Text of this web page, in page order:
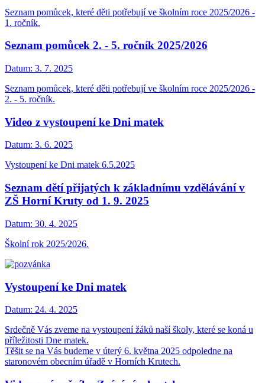
Seznam pomůcek, které děti potřebují ve školním roce 2025/2026 -
1. ročník.
Seznam pomůcek 2. - 5. ročník 2025/2026
Datum: 3. 7. 2025
Seznam pomůcek, které děti potřebují ve školním roce 2025/2026 -
2. - 5. ročník.
Video z vystoupení ke Dni matek
Datum: 3. 6. 2025
Vystoupení ke Dni matek 6.5.2025
Seznam dětí přijatých k základnímu vzdělávání v
ZŠ Horní Kruty od 1. 9. 2025
Datum: 30. 4. 2025
Školní rok 2025/2026.
Vystoupení ke Dni matek
Datum: 24. 4. 2025
Srdečně Vás zveme na vystoupení žáků naší školy, které se koná u
příležitosti Dne matek.
Těšit se na Vás budeme v úterý 6. května 2025 odpoledne na
staronovém obecním úřadě v Horních Krutech.